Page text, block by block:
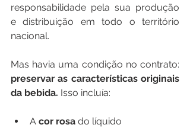
responsabilidade pela sua produção
e distribuição em todo o território
nacional.
preservar as características originais
da bebida. Isso incluía:
A cor rosa do líquido